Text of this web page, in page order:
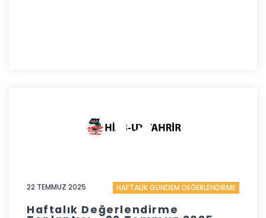
22 TEMMUZ 2025 HAFTALIK GÜNDEM DEĞERLENDİRME
Haftalık Değerlendirme